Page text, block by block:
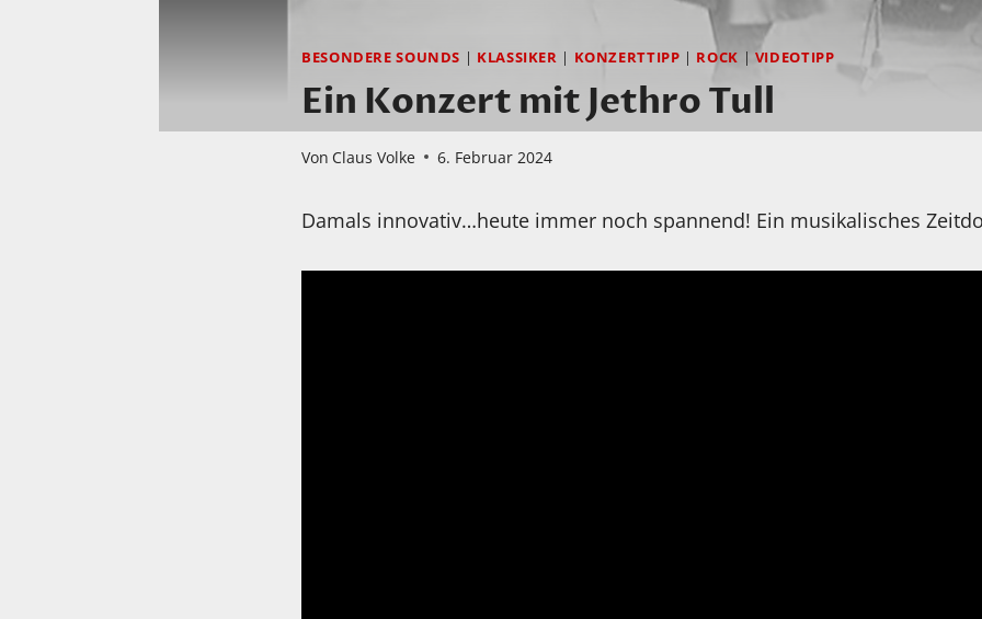
BESONDERE SOUNDS | KLASSIKER | KONZERTTIPP | ROCK | VIDEOTIPP
Ein Konzert mit Jethro Tull
Von Claus Volke 6. Februar 2024
Damals innovativ…heute immer noch spannend! Ein musikalisches